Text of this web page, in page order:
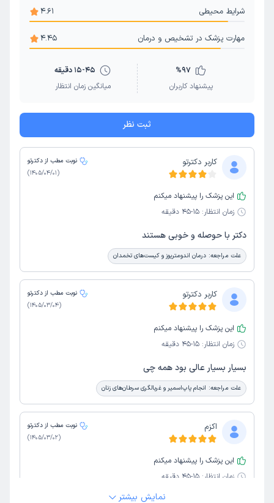
شرایط محیطی 4.61
مهارت پزشک در تشخیص و درمان 4.45
%97
پیشنهاد کاربران
15-45 دقیقه
میانگین زمان انتظار
ثبت نظر
کاربر دکترتو
نوبت مطب از دکترتو
(
1405/04/01
)
این پزشک را پیشنهاد میکنم
زمان انتظار: 15-45 دقیقه
دکتر با حوصله و خوبی هستند
علت مراجعه: درمان اندومتریوز و کیست‌های تخمدان
کاربر دکترتو
نوبت مطب از دکترتو
(
1405/03/04
)
این پزشک را پیشنهاد میکنم
زمان انتظار: 15-45 دقیقه
بسیار بسیار عالی بود همه چی
علت مراجعه: انجام پاپ‌اسمیر و غربالگری سرطان‌های زنان
اکزم
نوبت مطب از دکترتو
(
1405/03/02
)
این پزشک را پیشنهاد میکنم
زمان انتظار: 15-45 دقیقه
نمایش بیشتر